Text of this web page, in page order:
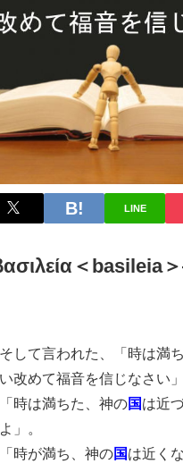
LINE
＜basileia
そして言われた、「時は満
改めて福音を信じなさい」
「時は満ちた、神の国は近
」。
「時が満ち、神の国は近く